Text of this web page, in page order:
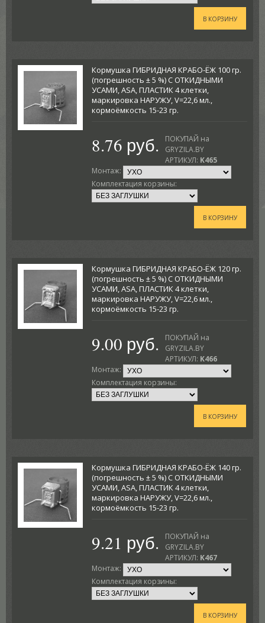
В КОРЗИНУ
Кормушка ГИБРИДНАЯ КРАБО-ЁЖ 100 гр.
(погрешность ± 5 %) С ОТКИДНЫМИ
УСАМИ, ASA, ПЛАСТИК 4 клетки,
маркировка НАРУЖУ, V=22,6 мл.,
кормоёмкость 15-23 гр.
8.76 руб.
ПОКУПАЙ на
GRYZILA.BY
АРТИКУЛ: K465
Монтаж:
Комплектация корзины:
В КОРЗИНУ
Кормушка ГИБРИДНАЯ КРАБО-ЁЖ 120 гр.
(погрешность ± 5 %) С ОТКИДНЫМИ
УСАМИ, ASA, ПЛАСТИК 4 клетки,
маркировка НАРУЖУ, V=22,6 мл.,
кормоёмкость 15-23 гр.
9.00 руб.
ПОКУПАЙ на
GRYZILA.BY
АРТИКУЛ: K466
Монтаж:
Комплектация корзины:
В КОРЗИНУ
Кормушка ГИБРИДНАЯ КРАБО-ЁЖ 140 гр.
(погрешность ± 5 %) С ОТКИДНЫМИ
УСАМИ, ASA, ПЛАСТИК 4 клетки,
маркировка НАРУЖУ, V=22,6 мл.,
кормоёмкость 15-23 гр.
9.21 руб.
ПОКУПАЙ на
GRYZILA.BY
АРТИКУЛ: K467
Монтаж:
Комплектация корзины:
В КОРЗИНУ